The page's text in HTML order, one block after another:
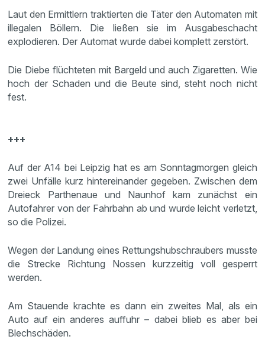
Laut den Ermittlern traktierten die Täter den Automaten mit
illegalen Böllern. Die ließen sie im Ausgabeschacht
explodieren. Der Automat wurde dabei komplett zerstört.
Die Diebe flüchteten mit Bargeld und auch Zigaretten. Wie
hoch der Schaden und die Beute sind, steht noch nicht
fest.
+++
Auf der A14 bei Leipzig hat es am Sonntagmorgen gleich
zwei Unfälle kurz hintereinander gegeben. Zwischen dem
Dreieck Parthenaue und Naunhof kam zunächst ein
Autofahrer von der Fahrbahn ab und wurde leicht verletzt,
so die Polizei.
Wegen der Landung eines Rettungshubschraubers musste
die Strecke Richtung Nossen kurzzeitig voll gesperrt
werden.
Am Stauende krachte es dann ein zweites Mal, als ein
Auto auf ein anderes auffuhr – dabei blieb es aber bei
Blechschäden.